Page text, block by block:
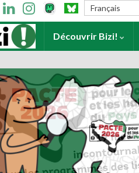
Français
Découvrir Bizi!